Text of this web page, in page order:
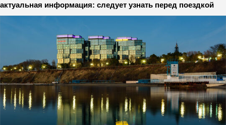
актуальная информация: следует узнать перед поездкой